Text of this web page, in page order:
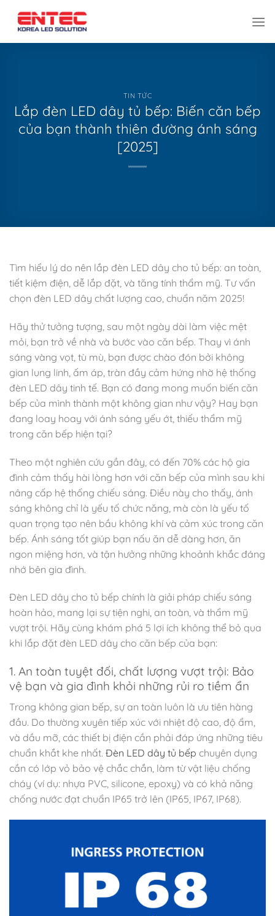
TIN TỨC
Lắp đèn LED dây tủ bếp: Biến căn bếp
của bạn thành thiên đường ánh sáng
[2025]
Tìm hiểu lý do nên lắp đèn LED dây cho tủ bếp: an toàn,
tiết kiệm điện, dễ lắp đặt, và tăng tính thẩm mỹ. Tư vấn
chọn đèn LED dây chất lượng cao, chuẩn năm 2025!
Hãy thử tưởng tượng, sau một ngày dài làm việc mệt
mỏi, bạn trở về nhà và bước vào căn bếp. Thay vì ánh
sáng vàng vọt, tù mù, bạn được chào đón bởi không
gian lung linh, ấm áp, tràn đầy cảm hứng nhờ hệ thống
đèn LED dây tinh tế. Bạn có đang mong muốn biến căn
bếp của mình thành một không gian như vậy? Hay bạn
đang loay hoay với ánh sáng yếu ớt, thiếu thẩm mỹ
trong căn bếp hiện tại?
Theo một nghiên cứu gần đây, có đến 70% các hộ gia
đình cảm thấy hài lòng hơn với căn bếp của mình sau khi
nâng cấp hệ thống chiếu sáng. Điều này cho thấy, ánh
sáng không chỉ là yếu tố chức năng, mà còn là yếu tố
quan trọng tạo nên bầu không khí và cảm xúc trong căn
bếp. Ánh sáng tốt giúp bạn nấu ăn dễ dàng hơn, ăn
ngon miệng hơn, và tận hưởng những khoảnh khắc đáng
nhớ bên gia đình.
Đèn LED dây cho tủ bếp chính là giải pháp chiếu sáng
hoàn hảo, mang lại sự tiện nghi, an toàn, và thẩm mỹ
vượt trội. Hãy cùng khám phá 5 lợi ích không thể bỏ qua
khi lắp đặt đèn LED dây cho căn bếp của bạn:
1. An toàn tuyệt đối, chất lượng vượt trội: Bảo
vệ bạn và gia đình khỏi những rủi ro tiềm ẩn
Trong không gian bếp, sự an toàn luôn là ưu tiên hàng
đầu. Do thường xuyên tiếp xúc với nhiệt độ cao, độ ẩm,
và dầu mỡ, các thiết bị điện cần phải đáp ứng những tiêu
chuẩn khắt khe nhất. Đèn LED dây tủ bếp chuyên dụng
cần có lớp vỏ bảo vệ chắc chắn, làm từ vật liệu chống
cháy (ví dụ: nhựa PVC, silicone, epoxy) và có khả năng
chống nước đạt chuẩn IP65 trở lên (IP65, IP67, IP68).